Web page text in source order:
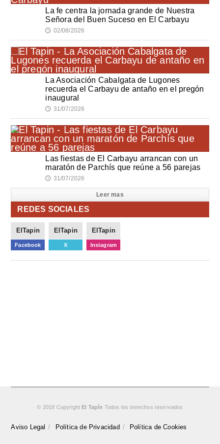
La fe centra la jornada grande de Nuestra
Señora del Buen Suceso en El Carbayu
🕔 02/08/2026
La Asociación Cabalgata de Lugones
recuerda el Carbayu de antaño en el pregón
inaugural
🕔 31/07/2026
Las fiestas de El Carbayu arrancan con un
maratón de Parchís que reúne a 56 parejas
🕔 31/07/2026
Leer mas
REDES SOCIALES
ElTapin
Facebook
ElTapin
X
ElTapin
Instagram
© 2018 Copyright El Tapín Todos los derechos reservados
Aviso Legal Política de Privacidad Política de Cookies